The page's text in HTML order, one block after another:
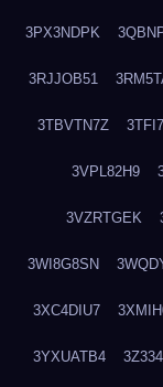
3PX3NDPK
3RJJOB51
3TBVTN7Z
3VPL82H9
3VZRTGEK
3WI8G8SN
3XC4DIU7
3YXUATB4